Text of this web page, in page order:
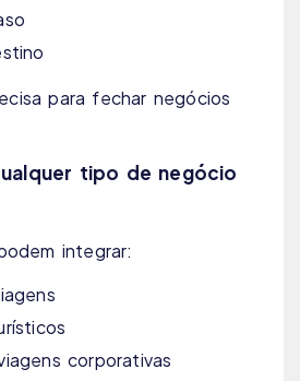
para fechar negócios
tipo de negócio
integrar:
corporativas